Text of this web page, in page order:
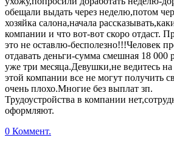
обещали выдать через неделю,потом
хозяйка салона,начала
компании и что вот-вот скоро отдаст.
это не оставлю-бесполезно!!!Человек
отдавать деньги-сумма смешная 18 000
уже три месяца.Девушки,не ведитесь
этой компании все не могут получить
очень плохо.Многие без выплат зп.
Трудоустройства в компании
оформляют.
0 Коммент.